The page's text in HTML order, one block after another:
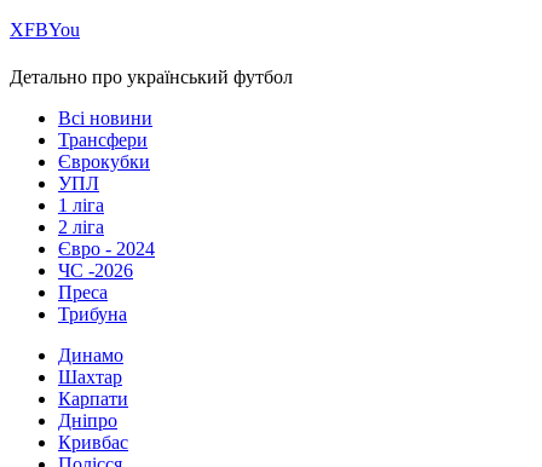
ХFBYou
Детально про український футбол
Всі новини
Трансфери
Єврокубки
УПЛ
1 ліга
2 ліга
Євро - 2024
ЧС -2026
Преса
Трибуна
Динамо
Шахтар
Карпати
Дніпро
Кривбас